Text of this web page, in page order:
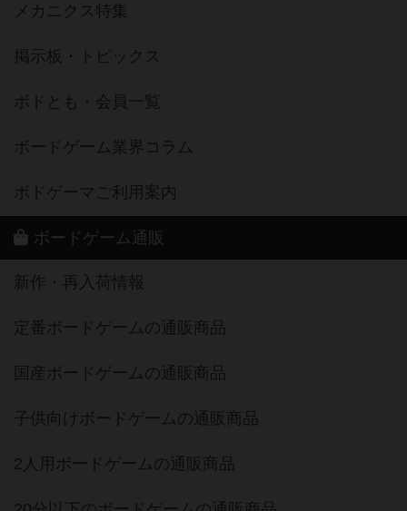
メカニクス特集
掲示板・トピックス
ボドとも・会員一覧
ボードゲーム業界コラム
ボドゲーマご利用案内
ボードゲーム通販
新作・再入荷情報
定番ボードゲームの通販商品
国産ボードゲームの通販商品
子供向けボードゲームの通販商品
2人用ボードゲームの通販商品